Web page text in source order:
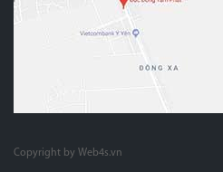
Copyright by Web4s.vn